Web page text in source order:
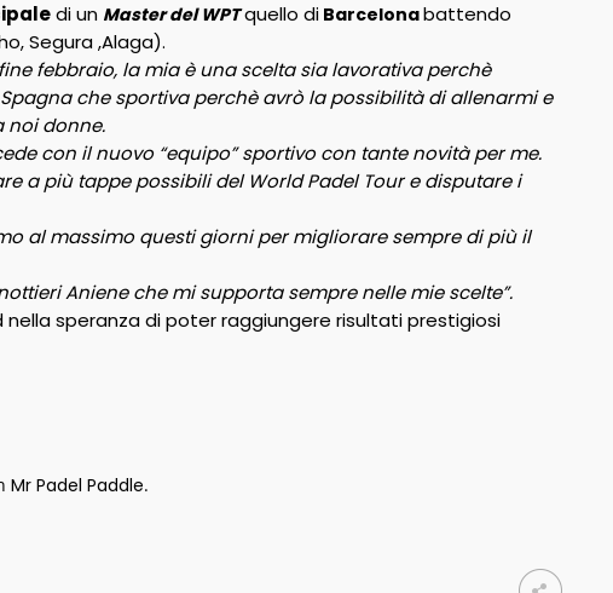
di un Master del WPT quello diBarcelonabattendo
Segura ,Alaga).
febbraio, la mia è una scelta sia lavorativa perchè
che sportiva perchè avrò la possibilità di allenarmi e
noi donne.
con il nuovo “equipo” sportivo con tante novità per me.
a più tappe possibili del World Padel Tour e disputare i
al massimo questi giorni per migliorare sempre di più il
Aniene che mi supporta sempre nelle mie scelte”.
nella speranza di poter raggiungere risultati prestigiosi
Mr Padel Paddle.